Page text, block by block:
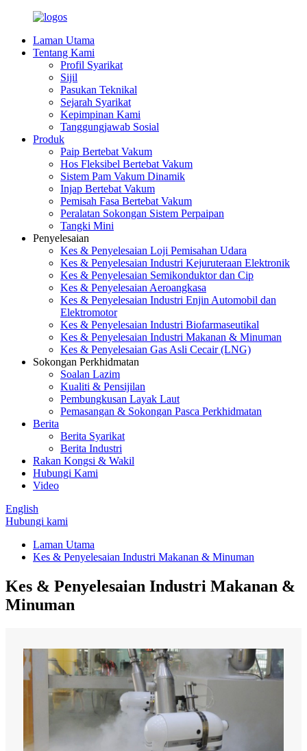
Laman Utama
Tentang Kami
Profil Syarikat
Sijil
Pasukan Teknikal
Sejarah Syarikat
Kepimpinan Kami
Tanggungjawab Sosial
Produk
Paip Bertebat Vakum
Hos Fleksibel Bertebat Vakum
Sistem Pam Vakum Dinamik
Injap Bertebat Vakum
Pemisah Fasa Bertebat Vakum
Peralatan Sokongan Sistem Perpaipan
Tangki Mini
Penyelesaian
Kes & Penyelesaian Loji Pemisahan Udara
Kes & Penyelesaian Industri Kejuruteraan Elektronik
Kes & Penyelesaian Semikonduktor dan Cip
Kes & Penyelesaian Aeroangkasa
Kes & Penyelesaian Industri Enjin Automobil dan
Elektromotor
Kes & Penyelesaian Industri Biofarmaseutikal
Kes & Penyelesaian Industri Makanan & Minuman
Kes & Penyelesaian Gas Asli Cecair (LNG)
Sokongan Perkhidmatan
Soalan Lazim
Kualiti & Pensijilan
Pembungkusan Layak Laut
Pemasangan & Sokongan Pasca Perkhidmatan
Berita
Berita Syarikat
Berita Industri
Rakan Kongsi & Wakil
Hubungi Kami
Video
English
Hubungi kami
Laman Utama
Kes & Penyelesaian Industri Makanan & Minuman
Kes & Penyelesaian Industri Makanan &
Minuman